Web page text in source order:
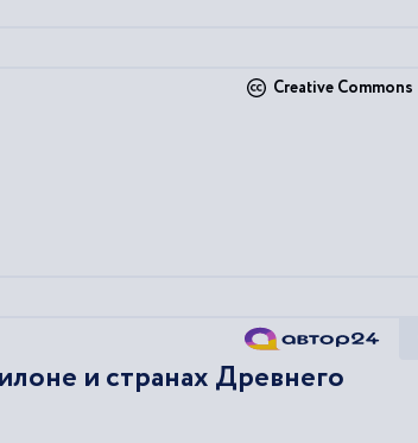
Creative Commons
и странах Древнего